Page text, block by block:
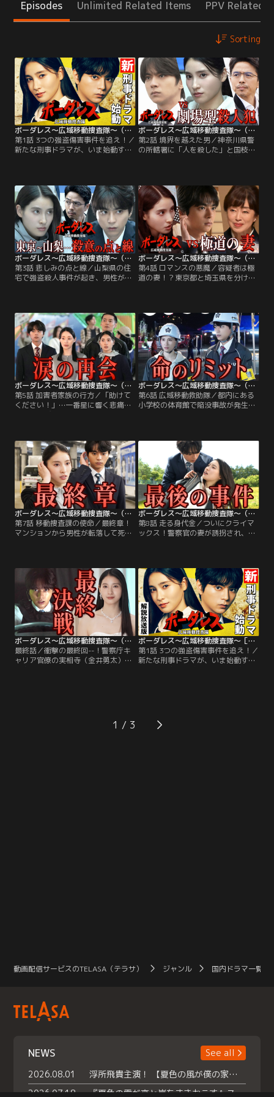
Episodes Unlimited Related Items PPV Related
Sorting
ボーダレス～広域移動捜査隊～（2026/04/08放送分）第01話
第1話 3つの強盗傷害事件を追え！／
新たな刑事ドラマが、いま始動す
という、前代未聞の発想が、警察の
常識を覆していく。若き刑事・黄沢
蕾（佐藤勝利）が飛び乗ったのは、
その中核を担う捜査本部車【一番
星】。
ボーダレス～広域移動捜査隊～（2026/04/15放送分）第02話
第2話 境界を越えた男／神奈川県警
の所轄署に「人を殺した」と国枝将
司（野間口徹）という男が自首して
と東京都にまたがって起きたと思わ
れる事件に、仲沢桃子（土屋太鳳）
ら≪移動捜査課≫に出動命令が出
る。
ボーダレス～広域移動捜査隊～（2026/04/22放送分）第03話
第3話 悲しみの点と線／山梨県の住
宅で強盗殺人事件が起き、男性が殺
克秀）が重要参考人として浮上す
る。山梨県警と警視庁が捜査に乗り
出したことで、≪移動捜査課≫にも
出動命令が。友里恵、深沢の双方に
事情聴取をした蕾（佐藤勝利）、桃
子（土屋太鳳）だったが…。
ボーダレス～広域移動捜査隊～（2026/05/06放送分）第04話
第4話 ロマンスの悪魔／容疑者は極
道の妻！？東京都と埼玉県を分ける
超える“ロマンス詐欺”の重要参考人
だった！移動捜査課は、被害者の中
でも被害額が飛び抜けて高額だった
獅子縞龍子（かたせ梨乃）のもと
へ…しかし龍子はなんと…。
ボーダレス～広域移動捜査隊～（2026/05/13放送分）第05話
第5話 加害者家族の行方／「助けて
ください！」…一番星に響く悲痛な
女性の叫び！≪殺人犯の妻≫として
護した移動捜査課。弘恵の窮地を救
い、生き別れになっている息子を探
してあげたい桃子（土屋太鳳）と蕾
（佐藤勝利）に対し、須黒（横田栄
司）や白鳥（田中幸太朗）は関わる
べきではない、と進言し…。
ボーダレス～広域移動捜査隊～（2026/05/20放送分）第06話
第6話 広域移動救助隊／都内にある
小学校の体育館で陥没事故が発生
の後方支援”のため、【一番星】と
災害派遣支援物資輸送車である3号
車とで現場へと急行する！現場に到
着すると、ほどなくして区長の網島
大地（今井悠貴）が救助の指揮をと
るためにやってくる。
ボーダレス～広域移動捜査隊～（2026/05/27放送分）第07話
第7話 移動捜査課の使命／最終章！
マンションから男性が転落して死
【一番星】に捜査本部が立つかと思
われる中、敵対心むき出しだったは
ずの歌舞伎町署と東中野署が“話し
合った結果”、歌舞伎町署に捜査本
部が立てられることに。
ボーダレス～広域移動捜査隊～（2026/06/03放送分）第08話
第8話 走る身代金／ついにクライマ
ックス！警察官の妻が誘拐され、犯
う赤瀬則文（井ノ原快彦）たち。し
かし警察の動きを読んだ犯人からの
指示は次々と変わり、逆探知もAI解
析も出来ぬまま、移動捜査課は翻弄
されるばかりだった！
ボーダレス～広域移動捜査隊～（2026/06/10放送分）第09話
最終話／衝撃の最終回--！警察庁キ
ャリア官僚の実相寺（金井勇太）ら
ってきていたことが明らかに…。そ
して心悟の命を受けた狙撃手の弾丸
ボーダレス～広域移動捜査隊～［解説放送］ 第01話
第1話 3つの強盗傷害事件を追え！／
新たな刑事ドラマが、いま始動す
蕾（佐藤勝利）が飛び乗ったのは、
その中核を担う捜査本部車【一番
1
動画配信サービスのTELASA（テラサ） ジャンル 国内ドラマ一覧（
NEWS
See all
2026.08.01
浮所飛貴主演！ 【夏色の風が僕の家にやってきた】 本日よりテラサで独占配信スタート！
2026.07.18
『夏色の雲が恋と嵐をまきおこす』スペシャルメイキング 【Part1】2026年７月18日（土）23時30分～配信スタート！話題のシーンの裏側を大公開！豪華キャスト大集合！ 『武宮家 真夏の家族会議』開催！